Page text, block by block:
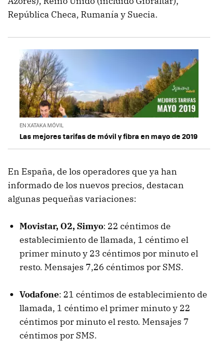
República Checa, Rumanía y Suecia.
EN XATAKA MÓVIL
Las mejores tarifas de móvil y fibra en mayo de 2019
En España, de los operadores que ya han
informado de los nuevos precios, destacan
algunas pequeñas variaciones:
Movistar, O2, Simyo: 22 céntimos de
establecimiento de llamada, 1 céntimo el
primer minuto y 23 céntimos por minuto el
resto. Mensajes 7,26 céntimos por SMS.
Vodafone: 21 céntimos de establecimiento de
llamada, 1 céntimo el primer minuto y 22
céntimos por minuto el resto. Mensajes 7
céntimos por SMS.